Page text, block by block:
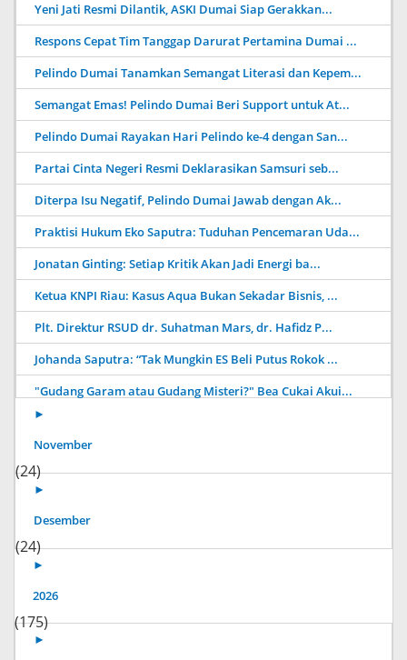
Yeni Jati Resmi Dilantik, ASKI Dumai Siap Gerakkan...
Respons Cepat Tim Tanggap Darurat Pertamina Dumai ...
Pelindo Dumai Tanamkan Semangat Literasi dan Kepem...
Semangat Emas! Pelindo Dumai Beri Support untuk At...
Pelindo Dumai Rayakan Hari Pelindo ke-4 dengan San...
Partai Cinta Negeri Resmi Deklarasikan Samsuri seb...
Diterpa Isu Negatif, Pelindo Dumai Jawab dengan Ak...
Praktisi Hukum Eko Saputra: Tuduhan Pencemaran Uda...
Jonatan Ginting: Setiap Kritik Akan Jadi Energi ba...
Ketua KNPI Riau: Kasus Aqua Bukan Sekadar Bisnis, ...
Plt. Direktur RSUD dr. Suhatman Mars, dr. Hafidz P...
Johanda Saputra: “Tak Mungkin ES Beli Putus Rokok ...
"Gudang Garam atau Gudang Misteri?" Bea Cukai Akui...
►
November
(24)
►
Desember
(24)
►
2026
(175)
►